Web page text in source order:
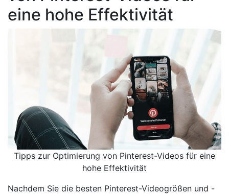
eine hohe Effektivität
Tipps zur Optimierung von Pinterest-Videos für eine
hohe Effektivität
Nachdem Sie die besten Pinterest-Videogrößen und -